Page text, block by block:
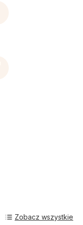
Zobacz wszystkie